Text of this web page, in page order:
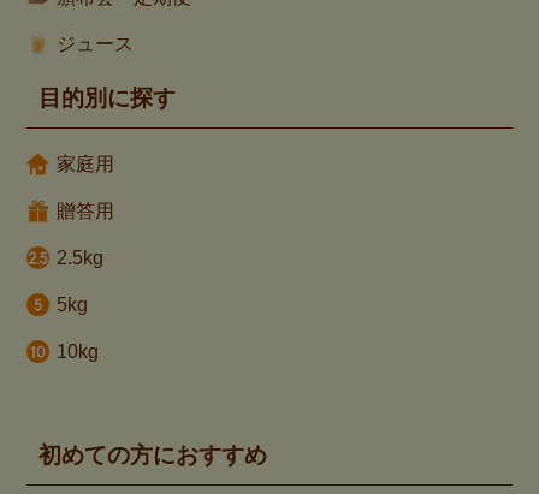
ジュース
目的別に探す
家庭用
贈答用
2.5kg
5kg
10kg
初めての方におすすめ